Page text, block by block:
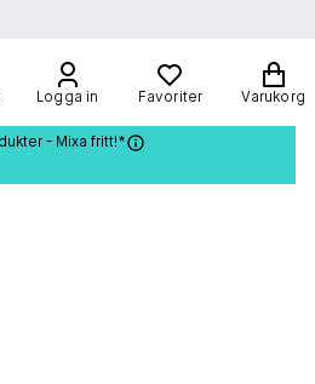
Logga in Favoriter Varukorg
- Mixa fritt!*